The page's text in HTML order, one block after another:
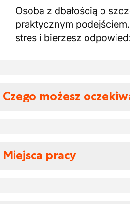
Osoba z dbałością o
praktycznym
stres i bierzesz
Czego możesz
Płatne szkolenie od 1
Miejsca pracy